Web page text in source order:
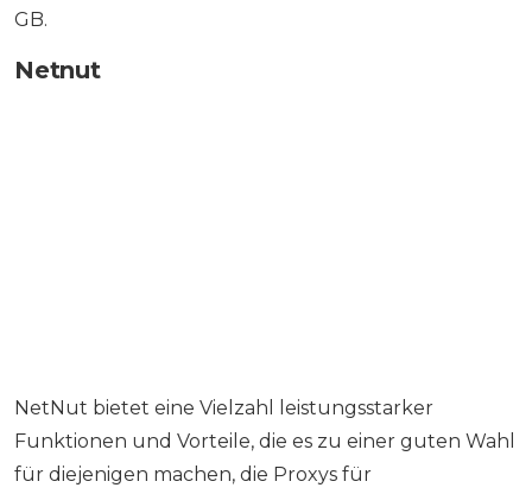
GB.
Netnut
NetNut bietet eine Vielzahl leistungsstarker
Funktionen und Vorteile, die es zu einer guten Wahl
für diejenigen machen, die Proxys für